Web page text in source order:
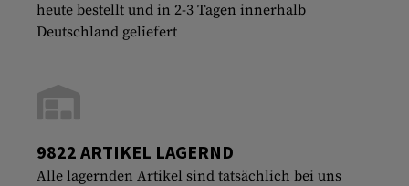
heute bestellt und in 2-3 Tagen innerhalb
Deutschland geliefert
9822 ARTIKEL LAGERND
Alle lagernden Artikel sind tatsächlich bei uns